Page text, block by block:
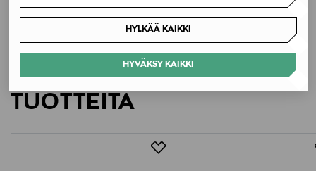
HYLKÄÄ KAIKKI
HYVÄKSY KAIKKI
Valmistaja
Shepherd of Sweden AB
Valmistajan osoite
Shepherd of Sweden AB, Nylännesgatan 8, SE-512 53
LISÄÄ KIINNOSTAVIA
TUOTTEITA